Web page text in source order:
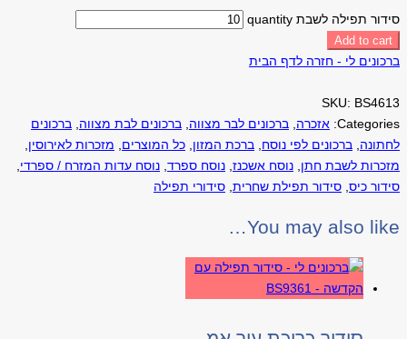
סידור תפילה לשבת quantity
Add to cart
ברכונים לי - חזרה לדף הבית
SKU: BS4613
Categories: אזכרה ברכונים לבר מצווה ברכונים לבת מצווה ברכונים
לחתונה ברכונים לפי נוסח ברכת המזון כל המוצרים מזכרות לאירוסין
מזכרות לשבת חתן נוסח אשכנז נוסח ספרד נוסח עדות המזרח / ספרדי
סידור כיס סידור תפילת שחרית סידורי תפילה
You may also like…